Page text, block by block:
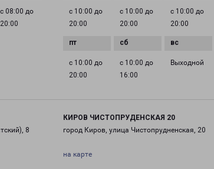
с 08:00 до
20:00
с 10:00 до
20:00
с 10:00 до
20:00
с 10:00 до
20:00
с 10:00 до
20:00
с 10:00 до
16:00
Выходной
8
КИРОВ ЧИСТОПРУДЕНСКАЯ 20
город Киров, улица Чистопрудненская, 20
на карте